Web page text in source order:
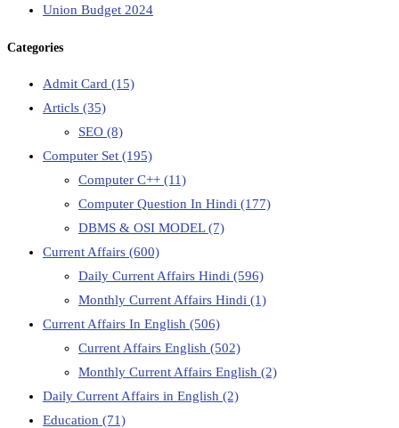
Union Budget 2024
Categories
Admit Card (15)
Articls (35)
SEO (8)
Computer Set (195)
Computer C++ (11)
Computer Question In Hindi (177)
DBMS & OSI MODEL(7)
Current Affairs (600)
Daily Current Affairs Hindi (596)
Monthly Current Affairs Hindi (1)
Current Affairs In English (506)
Current Affairs English (502)
Monthly Current Affairs English (2)
Daily Current Affairs in English (2)
Education (71)